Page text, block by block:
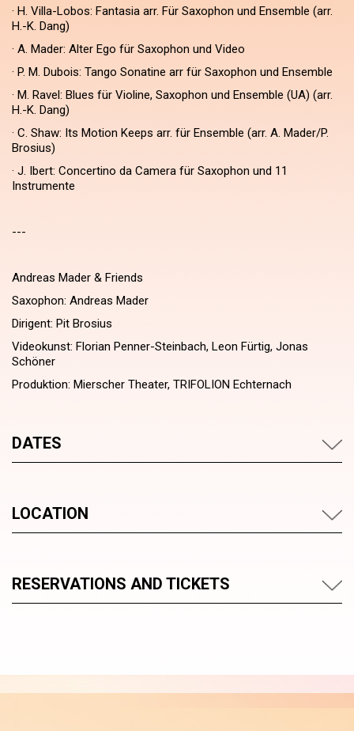
· H. Villa-Lobos: Fantasia arr. Für Saxophon und Ensemble (arr.
H.-K. Dang)
· A. Mader: Alter Ego für Saxophon und Video
· P. M. Dubois: Tango Sonatine arr für Saxophon und Ensemble
· M. Ravel: Blues für Violine, Saxophon und Ensemble (UA) (arr.
H.-K. Dang)
· C. Shaw: Its Motion Keeps arr. für Ensemble (arr. A. Mader/P.
Brosius)
· J. Ibert: Concertino da Camera für Saxophon und 11
Instrumente
---
Andreas Mader & Friends
Saxophon: Andreas Mader
Dirigent: Pit Brosius
Videokunst: Florian Penner-Steinbach, Leon Fürtig, Jonas
Schöner
Produktion: Mierscher Theater, TRIFOLION Echternach
DATES
LOCATION
RESERVATIONS AND TICKETS